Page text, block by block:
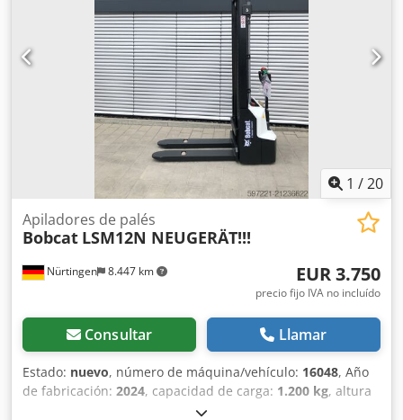
1 /20
Nürtingen 8.447 km
Apiladores de palés
Bobcat LSM12N NEUGERÄT!!!
EUR 3.750
precio fijo IVA no incluído
Consultar Llamar
Estado: nuevo, número de máquina/vehículo: 16048, Año
de fabricación: 2024, capacidad de carga: 1.200 kg, altura
, centro de carga: